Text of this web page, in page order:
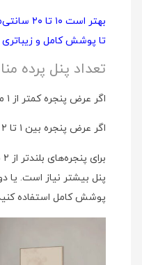
بهتر
تا پوشش کامل و
تعداد پنل پرده
اگر عرض پنجره کمتر از ۱ متر است، یک پنل کافیست.
اگر عرض پنجره بین ۱ تا ۲ متر باشد، دو پنل انتخاب کنید.
پنل بیشتر نیاز است. یا
پوشش کامل استفاده